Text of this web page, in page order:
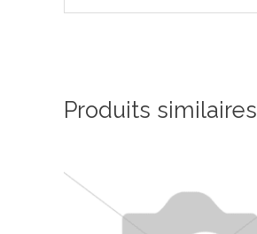
Produits similaires